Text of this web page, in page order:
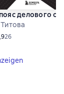
которые
делового
рейтинг 4,9 на
26